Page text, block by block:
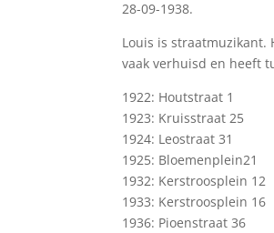
28-09-1938.
Louis is straatmuzikant.
vaak verhuisd en heeft
1922: Houtstraat 1
1923: Kruisstraat 25
1924: Leostraat 31
1925: Bloemenplein21
1932: Kerstroosplein 12
1933: Kerstroosplein 16
1936: Pioenstraat 36